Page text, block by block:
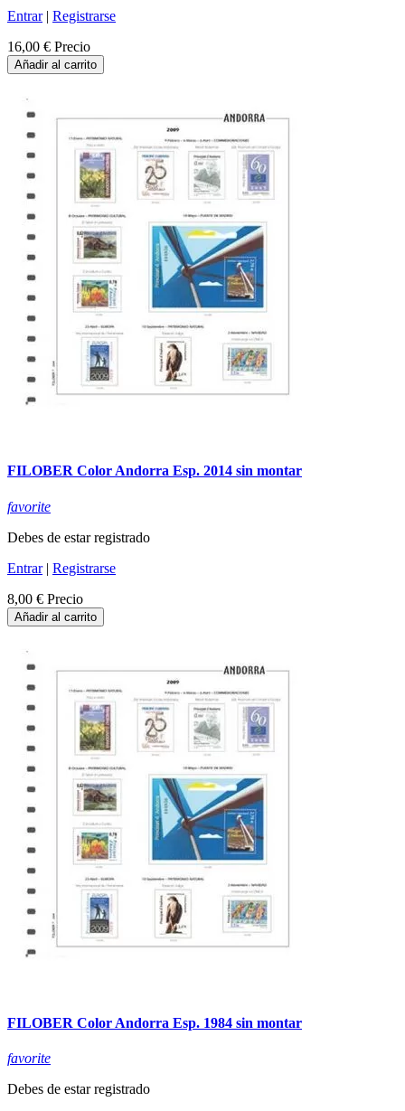
Entrar| Registrarse
16,00 € Precio
Añadir al carrito
FILOBER Color Andorra Esp. 2014 sin montar
favorite
Debes de estar registrado
Entrar| Registrarse
8,00 € Precio
Añadir al carrito
FILOBER Color Andorra Esp. 1984 sin montar
favorite
Debes de estar registrado